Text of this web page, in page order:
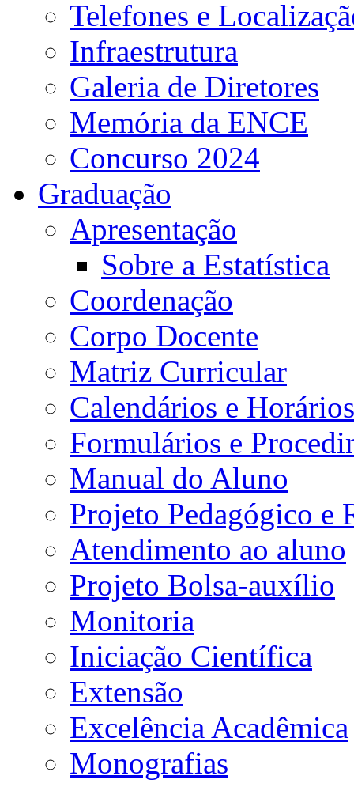
Telefones e
Infraestrutura
Galeria de Diretores
Memória da ENCE
Concurso 2024
Graduação
Apresentação
Sobre a Estatística
Coordenação
Corpo Docente
Matriz Curricular
Calendários e Horários
Formulários e
Manual do Aluno
Projeto Pedagógico e
Atendimento ao aluno
Projeto Bolsa-auxílio
Monitoria
Iniciação Científica
Extensão
Excelência Acadêmica
Monografias